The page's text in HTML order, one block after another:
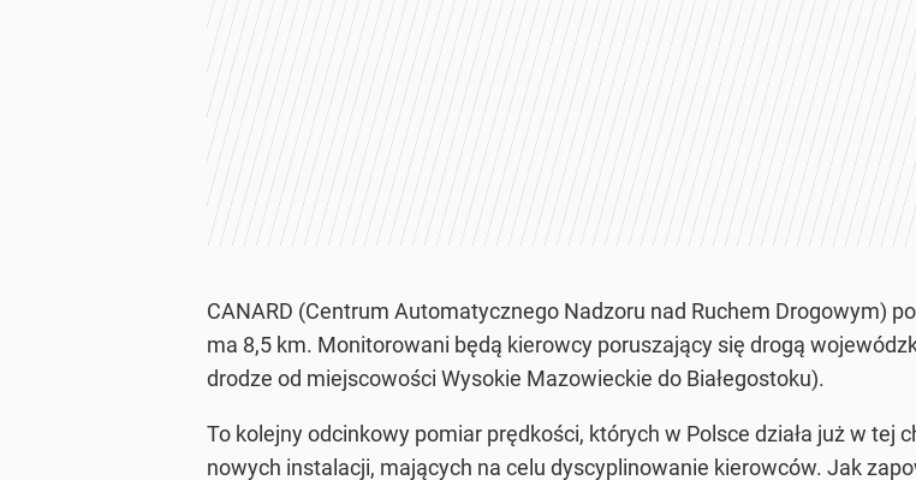
CANARD (Centrum Automatycznego Nadzoru nad Ruchem Drogowym)
ma 8,5 km. Monitorowani będą kierowcy poruszający się drogą
drodze od miejscowości Wysokie Mazowieckie do Białegostoku).
To kolejny odcinkowy pomiar prędkości, których w Polsce działa już w tej
nowych instalacji, mających na celu dyscyplinowanie kierowców. Jak